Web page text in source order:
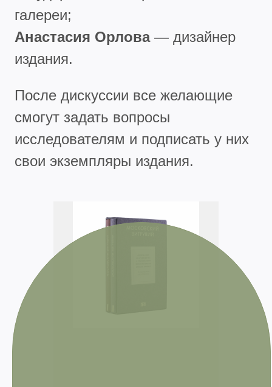
галереи;
Анастасия Орлова— дизайнер
издания.
После дискуссии все желающие
смогут задать вопросы
исследователям и подписать у них
свои экземпляры издания.